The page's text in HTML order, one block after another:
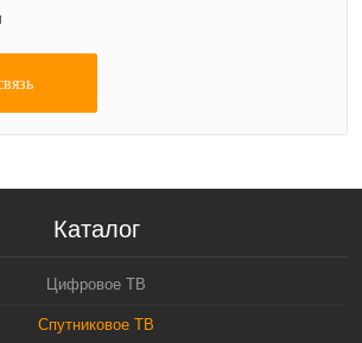
Каталог
Цифровое ТВ
Спутниковое ТВ